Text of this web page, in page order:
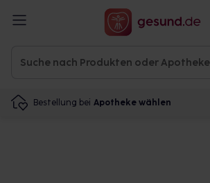
Bestellung bei Apotheke wählen